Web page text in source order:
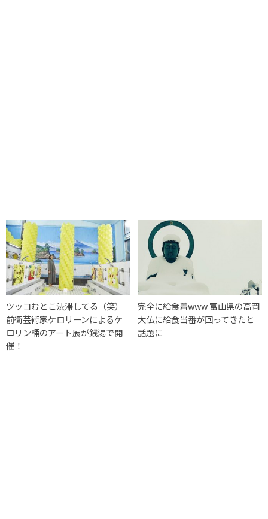
ツッコむとこ渋滞してる（笑）
前衛芸術家ケロリーンによるケ
ロリン桶のアート展が銭湯で開
催！
完全に給食着www 富山県の高岡
大仏に給食当番が回ってきたと
話題に